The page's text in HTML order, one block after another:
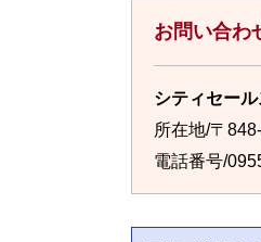
お問い合わ
シティセー
所在地/〒
電話番号/